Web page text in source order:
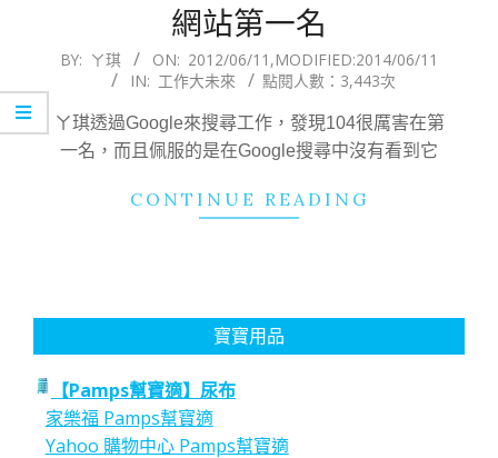
網站第一名
2012-
11
BY: ㄚ琪 ON: 2012/06/11 ,MODIFIED:2014/06/11
IN: 工作大未來 點閱人數：3,443次
ㄚ琪透過Google來搜尋工作，發現104很厲害在第
一名，而且佩服的是在Google搜尋中沒有看到它
CONTINUE READING
寶寶用品
【Pamps幫寶適】尿布
家樂福 Pamps幫寶適
Yahoo 購物中心 Pamps幫寶適